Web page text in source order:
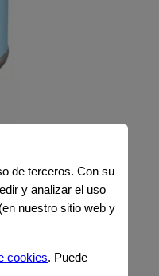
de terceros. Con su
y analizar el uso
nuestro sitio web y
cookies. Puede